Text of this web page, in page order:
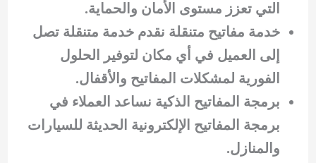
التي تعزز مستوى الأمان والحماية.
خدمة مفاتيح متنقلة نقدم خدمة متنقلة تصل
إلى العميل في أي مكان لتوفير الحلول
الفورية لمشكلات المفاتيح والأقفال.
برمجة المفاتيح الذكية نساعد العملاء في
برمجة المفاتيح الإلكترونية الحديثة للسيارات
والمنازل.